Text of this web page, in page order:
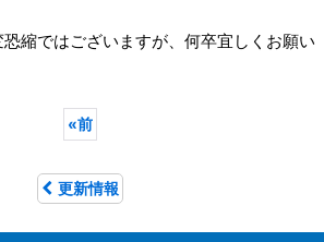
縮ではございますが、何卒宜しくお願い
«前
更新情報